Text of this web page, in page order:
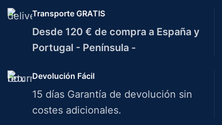
Transporte GRATIS
Desde 120 € de compra a España y
Portugal - Península -
Devolución Fácil
15 días Garantía de devolución sin
costes adicionales.